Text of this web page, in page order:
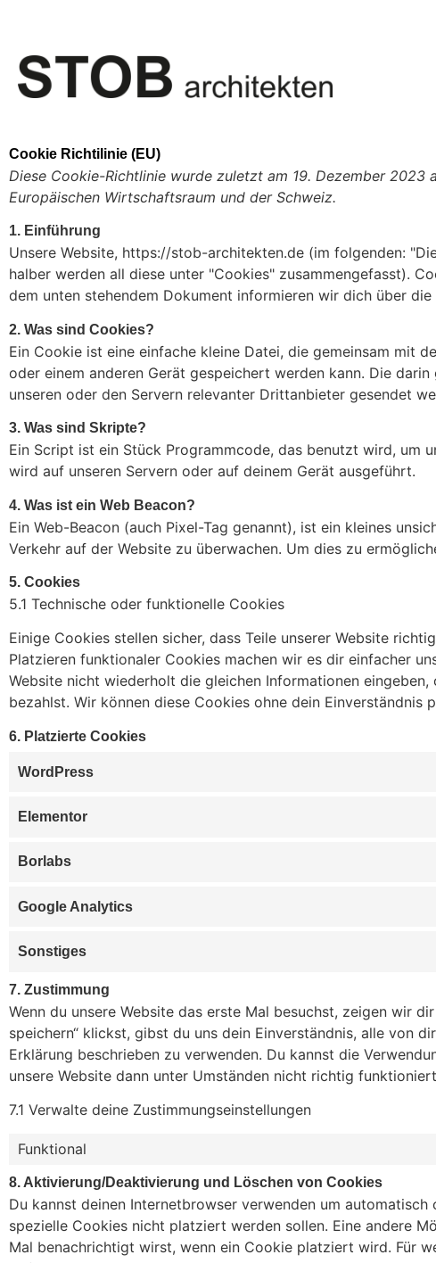
Cookie Richtilinie (EU)
Diese Cookie-Richtlinie wurde zuletzt am 19. Dezember
Europäischen Wirtschaftsraum und der Schweiz.
1. Einführung
Unsere Website, https://stob-architekten.de (im folgenden:
halber werden all diese unter "Cookies" zusammengefasst).
dem unten stehendem Dokument informieren wir dich über
2. Was sind Cookies?
Ein Cookie ist eine einfache kleine Datei, die gemeinsam mit
oder einem anderen Gerät gespeichert werden kann. Die
unseren oder den Servern relevanter Drittanbieter gesendet
3. Was sind Skripte?
Ein Script ist ein Stück Programmcode, das benutzt wird, um
wird auf unseren Servern oder auf deinem Gerät ausgeführt.
4. Was ist ein Web Beacon?
Ein Web-Beacon (auch Pixel-Tag genannt), ist ein kleines
Verkehr auf der Website zu überwachen. Um dies zu
5. Cookies
5.1 Technische oder funktionelle Cookies
Einige Cookies stellen sicher, dass Teile unserer Website
Platzieren funktionaler Cookies machen wir es dir einfacher
Website nicht wiederholt die gleichen Informationen
bezahlst. Wir können diese Cookies ohne dein Einverständnis
6. Platzierte Cookies
WordPress
Elementor
Borlabs
Google Analytics
Sonstiges
7. Zustimmung
Wenn du unsere Website das erste Mal besuchst, zeigen wir
speichern“ klickst, gibst du uns dein Einverständnis, alle von
Erklärung beschrieben zu verwenden. Du kannst die
unsere Website dann unter Umständen nicht richtig
7.1 Verwalte deine Zustimmungseinstellungen
Funktional
8. Aktivierung/Deaktivierung und Löschen von Cookies
Du kannst deinen Internetbrowser verwenden um
spezielle Cookies nicht platziert werden sollen. Eine andere
Mal benachrichtigt wirst, wenn ein Cookie platziert wird. Für